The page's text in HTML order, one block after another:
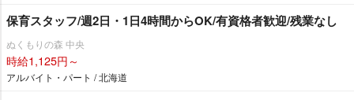
保育スタッフ/週2日・1日4時間からOK/有資格者歓迎/残業なし
ぬくもりの森 中央
時給1,125円～
アルバイト・パート / 北海道